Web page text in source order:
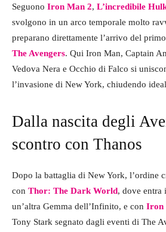
Seguono Iron Man 2, L’incredibile
svolgono in un arco temporale molto
preparano direttamente l’arrivo del
The Avengers. Qui Iron Man, Captain
Vedova Nera e Occhio di Falco si
l’invasione di New York, chiudendo
Dalla nascita degli
scontro con Thanos
Dopo la battaglia di New York, l’ordine
con Thor: The Dark World, dove entra
un’altra Gemma dell’Infinito, e con Iron
Tony Stark segnato dagli eventi di The